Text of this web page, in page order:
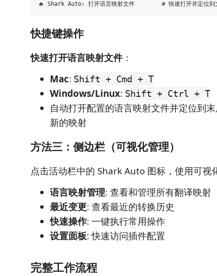
快捷键操作
快速打开语言映射文件 ：
Mac: Shift + Cmd + T
Windows/Linux: Shift + Ctrl + T
自动打开配置的语言映射文件并定位到
新的映射
方法三：侧边栏（可视化管理）
点击活动栏中的 Shark Auto 图标，使用可视
语言映射管理: 查看和管理所有翻译映射
最近变更: 查看最近的转换历史
快速操作: 一键执行常用操作
设置面板: 快速访问插件配置
完整工作流程